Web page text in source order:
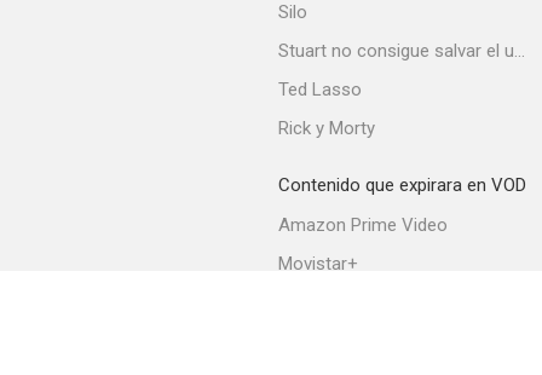
Silo
Stuart no consigue salvar el universo
Ted Lasso
Rick y Morty
Contenido que expirara en VOD
Amazon Prime Video
Movistar+